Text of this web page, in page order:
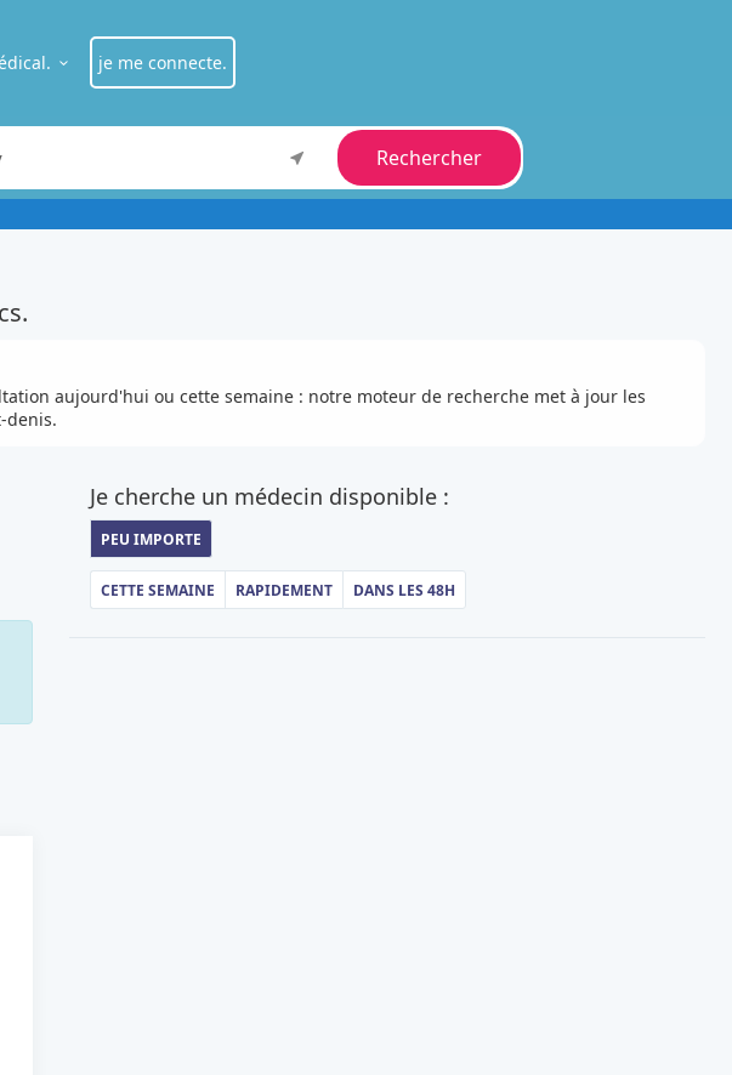
je me connecte.
Rechercher
aujourd'hui ou cette semaine : notre moteur de recherche met à jour les
denis.
Je cherche un médecin disponible :
PEU IMPORTE
CETTE SEMAINE RAPIDEMENT DANS LES 48H